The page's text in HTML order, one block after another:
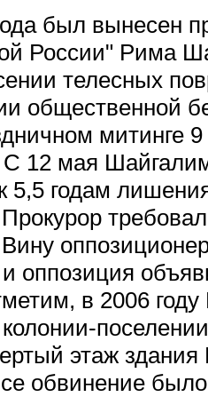
был вынесен
России" Рима
телесных
общественной
митинге
С 12 мая
5,5 годам
оппозиция
в 2006
этаж
обвинение